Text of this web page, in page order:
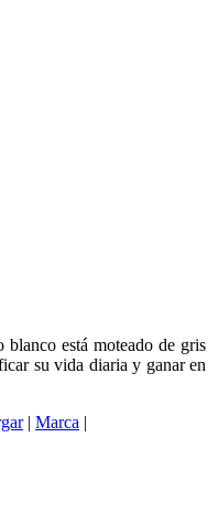
está moteado de gris
su vida diaria y ganar en
| Marca |